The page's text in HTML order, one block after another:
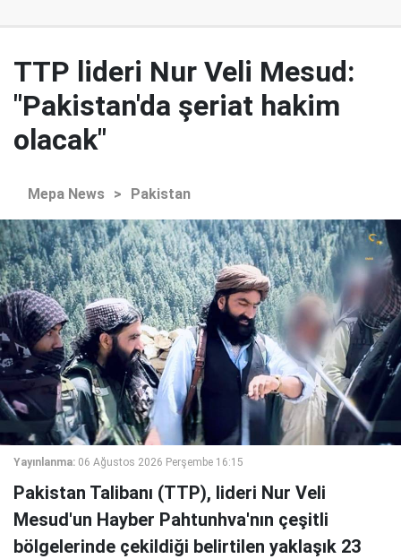
TTP lideri Nur Veli Mesud:
"Pakistan'da şeriat hakim
olacak"
Mepa News > Pakistan
Yayınlanma: 06 Ağustos 2026 Perşembe 16:15
Pakistan Talibanı (TTP), lideri Nur Veli
Mesud'un Hayber Pahtunhva'nın çeşitli
bölgelerinde çekildiği belirtilen yaklaşık 23